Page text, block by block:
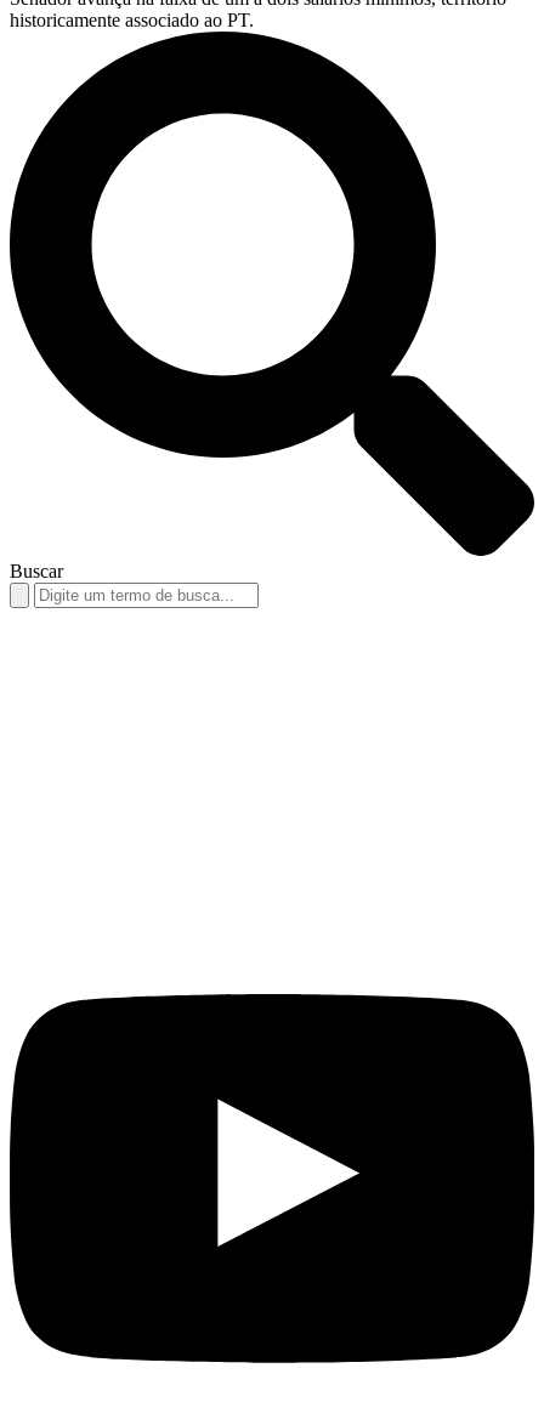
historicamente associado ao PT.
Buscar
Search
for: